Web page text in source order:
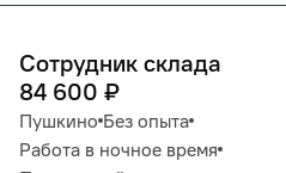
Сотрудник склада
84 600 ₽
Пушкино Без опыта
Работа в ночное время